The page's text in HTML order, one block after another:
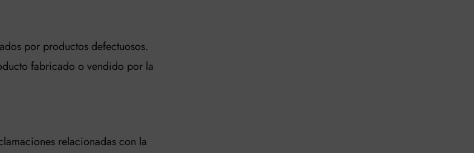
por productos defectuosos.
fabricado o vendido por la
relacionadas con la